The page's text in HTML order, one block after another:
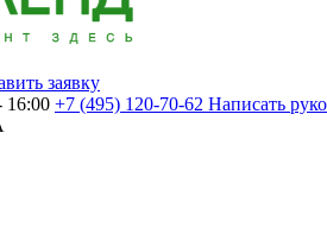
заявку
16:00 +7 (495) 120-70-62 Написать